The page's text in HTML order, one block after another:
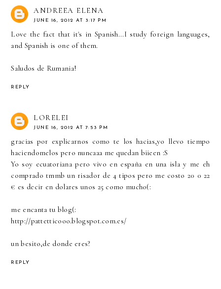
ANDREEA ELENA
JUNE 16, 2012 AT 3:17 PM
Love the fact that it's in Spanish...I study foreign languages,
and Spanish is one of them.
Saludos de Rumania!
REPLY
LORELEI
JUNE 16, 2012 AT 7:53 PM
gracias por explicarnos como te los hacias,yo llevo tiempo
haciendomelos pero nuncaaa me quedan biieen :S
Yo soy ecuatoriana pero vivo en españa en una isla y me eh
comprado tmmb un risador de 4 tipos pero me costo 20 0 22
€ es decir en dolares unos 25 como mucho(:
me encanta tu blog(:
http://pattetticooo.blogspot.com.es/
un besito,de donde eres?
REPLY